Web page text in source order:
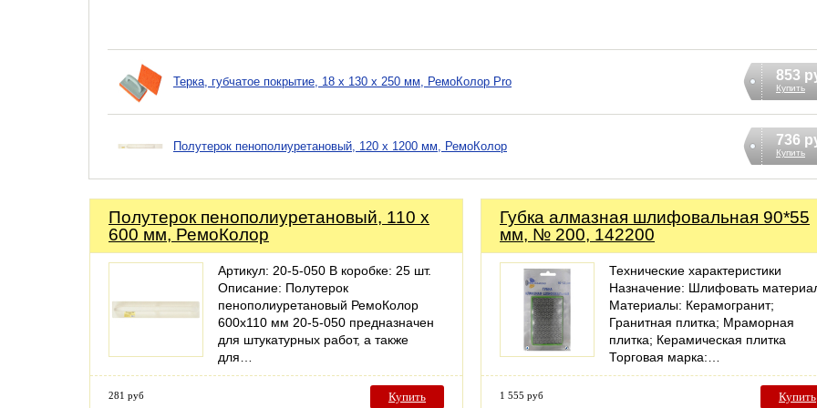
Терка, губчатое покрытие, 18 х 130 х 250 мм, РемоКолор Pro 853
Купить
Полутерок пенополиуретановый, 120 х 1200 мм, РемоКолор 736
Купить
Полутерок пенополиуретановый, 110 х
600 мм, РемоКолор
Артикул: 20-5-050 В коробке: 25 шт.
Описание: Полутерок
пенополиуретановый РемоКолор
600х110 мм 20-5-050 предназначен
для штукатурных работ, а также
для…
281 руб Купить
Губка алмазная шлифовальная 90*55
мм, № 200, 142200
Технические характеристики
Назначение: Шлифовать
Материалы: Керамогранит;
Гранитная плитка; Мраморная
плитка; Керамическая плитка
Торговая марка:…
1 555 руб Купить